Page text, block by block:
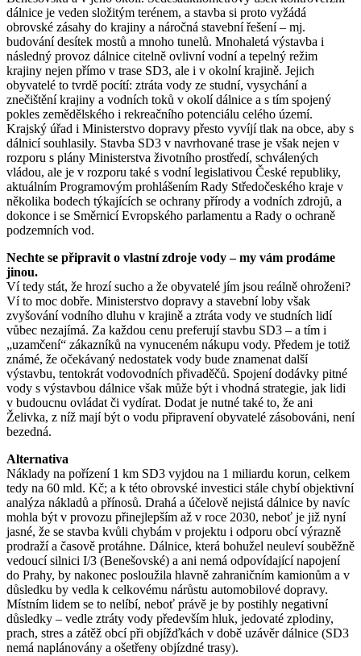
dálnice je veden složitým terénem, a stavba si proto vyžádá
obrovské zásahy do krajiny a náročná stavební řešení – mj.
budování desítek mostů a mnoho tunelů. Mnohaletá výstavba i
následný provoz dálnice citelně ovlivní vodní a tepelný režim
krajiny nejen přímo v trase SD3, ale i v okolní krajině. Jejich
obyvatelé to tvrdě pocítí: ztráta vody ze studní, vysychání a
znečištění krajiny a vodních toků v okolí dálnice a s tím spojený
pokles zemědělského i rekreačního potenciálu celého území.
Krajský úřad i Ministerstvo dopravy přesto vyvíjí tlak na obce, aby s
dálnicí souhlasily. Stavba SD3 v navrhované trase je však nejen v
rozporu s plány Ministerstva životního prostředí, schválených
vládou, ale je v rozporu také s vodní legislativou České republiky,
aktuálním Programovým prohlášením Rady Středočeského kraje v
několika bodech týkajících se ochrany přírody a vodních zdrojů, a
dokonce i se Směrnicí Evropského parlamentu a Rady o ochraně
podzemních vod.
Nechte se připravit o vlastní zdroje vody – my vám prodáme
jinou.
Ví tedy stát, že hrozí sucho a že obyvatelé jím jsou reálně ohroženi?
Ví to moc dobře. Ministerstvo dopravy a stavební loby však
zvyšování vodního dluhu v krajině a ztráta vody ve studních lidí
vůbec nezajímá. Za každou cenu preferují stavbu SD3 – a tím i
„uzamčení“ zákazníků na vynuceném nákupu vody. Předem je totiž
známé, že očekávaný nedostatek vody bude znamenat další
výstavbu, tentokrát vodovodních přivaděčů. Spojení dodávky pitné
vody s výstavbou dálnice však může být i vhodná strategie, jak lidi
v budoucnu ovládat či vydírat. Dodat je nutné také to, že ani
Želivka, z níž mají být o vodu připravení obyvatelé zásobováni, není
bezedná.
Alternativa
Náklady na pořízení 1 km SD3 vyjdou na 1 miliardu korun, celkem
tedy na 60 mld. Kč; a k této obrovské investici stále chybí objektivní
analýza nákladů a přínosů. Drahá a účelově nejistá dálnice by navíc
mohla být v provozu přinejlepším až v roce 2030, neboť je již nyní
jasné, že se stavba kvůli chybám v projektu i odporu obcí výrazně
prodraží a časově protáhne. Dálnice, která bohužel neuleví souběžně
vedoucí silnici I/3 (Benešovské) a ani nemá odpovídající napojení
do Prahy, by nakonec posloužila hlavně zahraničním kamionům a v
důsledku by vedla k celkovému nárůstu automobilové dopravy.
Místním lidem se to nelíbí, neboť právě je by postihly negativní
důsledky – vedle ztráty vody především hluk, jedovaté zplodiny,
prach, stres a zátěž obcí při objížďkách v době uzávěr dálnice (SD3
nemá naplánovány a ošetřeny objízdné trasy).